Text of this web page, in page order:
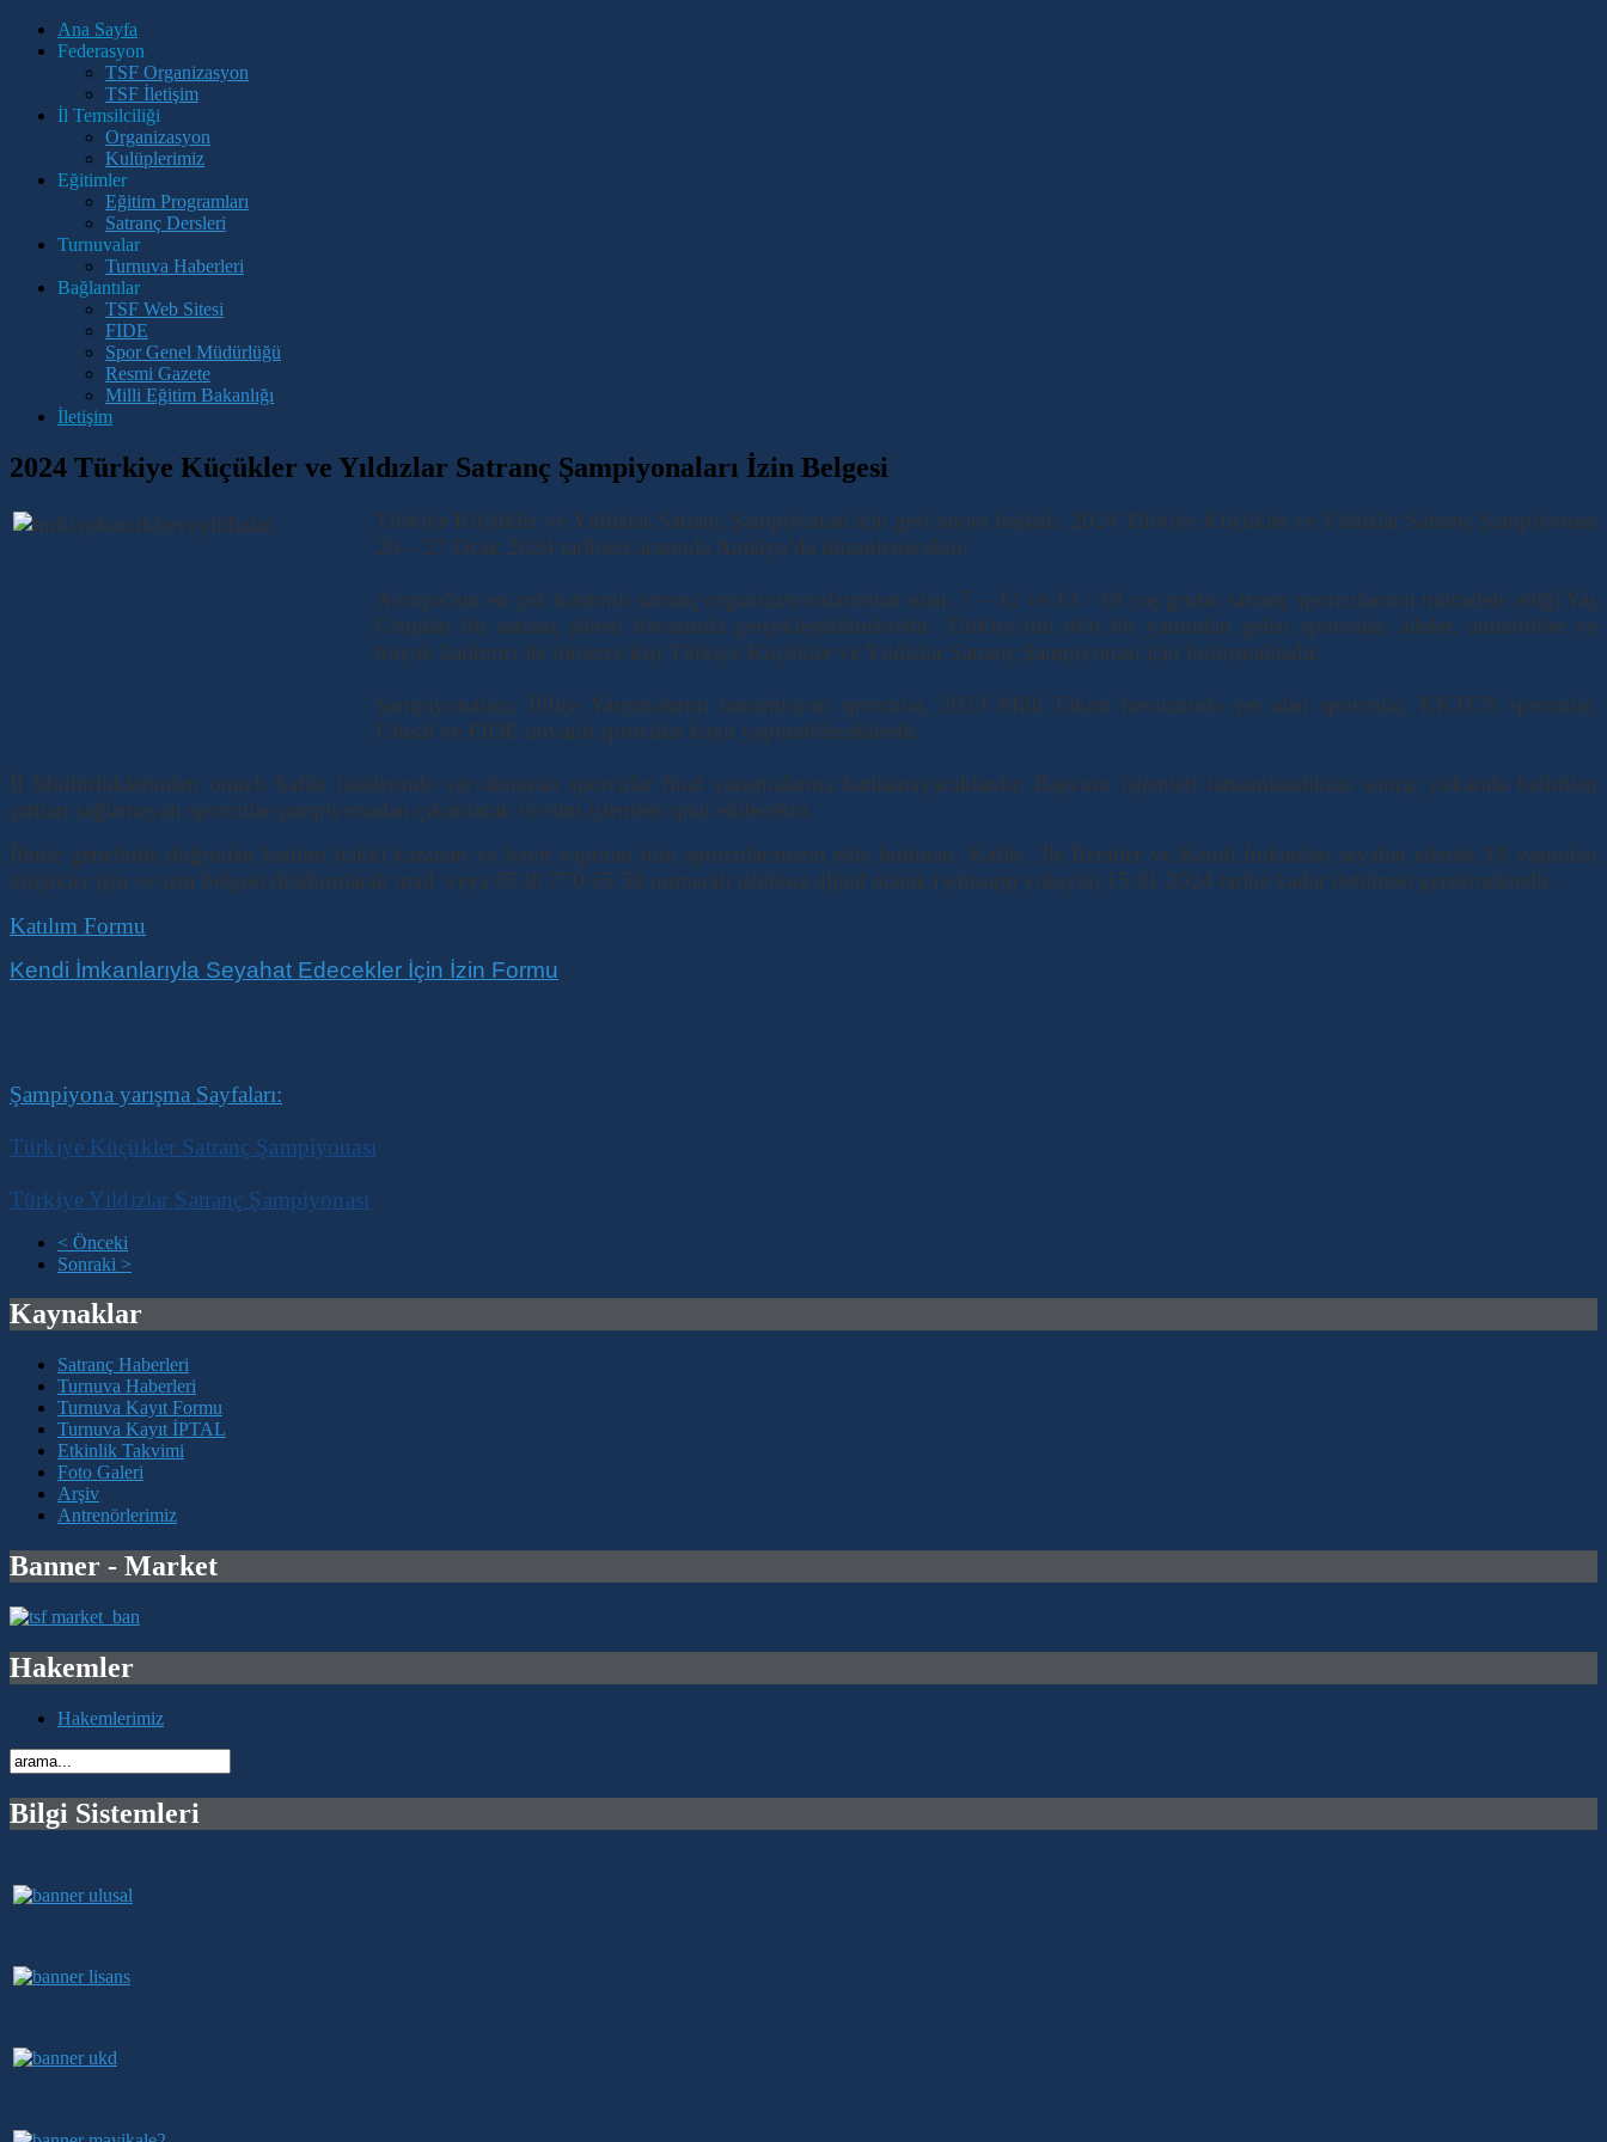
Ana Sayfa
Federasyon
TSF Organizasyon
TSF İletişim
İl Temsilciliği
Organizasyon
Kulüplerimiz
Eğitimler
Eğitim Programları
Satranç Dersleri
Turnuvalar
Turnuva Haberleri
Bağlantılar
TSF Web Sitesi
FIDE
Spor Genel Müdürlüğü
Resmi Gazete
Milli Eğitim Bakanlığı
İletişim
2024 Türkiye Küçükler ve Yıldızlar Satranç Şampiyonaları İzin Belgesi
Türkiye Küçükler ve Yıldızlar Satranç Şampiyonası için geri sayım başladı. 2024 Türkiye Küçükler ve Yıldızlar Satranç Şampiyonası
20 – 27 Ocak 2024 tarihleri arasında Antalya’da düzenlenecektir.
Avrupa’nın en çok katılımlı satranç organizasyonlarından olan, 7 – 12 ve 13 - 18 yaş grubu satranç sporcularının mücadele ettiği Yaş
Grupları bir satranç şöleni havasında gerçekleştirilmektedir. Türkiye’nin dört bir yanından gelen sporcular, aileler, antrenörler ve
birçok katılımcı ile binlerce kişi Türkiye Küçükler ve Yıldızlar Satranç Şampiyonası için buluşmaktadır.
Şampiyonalara, İl/İlçe Yarışmalarını tamamlayan sporcular, 2023 Milli Takım havuzunda yer alan sporcular, KKTC'li sporcular,
Ulusal ve FIDE unvanlı sporcular kayıt yaptırabileceklerdir.
İl Müdürlüklerinden onaylı kafile listelerinde yer almayan sporcular final yarışmalarına katılamayacaklardır. Başvuru işlemleri tamamlandıktan sonra; yukarıda belirtilen
şartları sağlamayan sporcular şampiyonadan çıkarılacak ve tüm işlemleri iptal edilecektir.
İlimiz genelinde doğrudan katılım hakkı kazanan ve kayıt yaptıran tüm sporcularımızın ekte bulunan Kafile İle Beraber ve Kendi İmkanları seyahat edecek 18 yaşından
küçükler için ve izin belgesi doldurularak mail veya 0530 770 65 58 numaralı telefona dijital olarak (whtsapp yoluyla) 15.01.2024 tarihe kadar iletilmesi gerekmektedir.
Katılım Formu
Kendi İmkanlarıyla Seyahat Edecekler İçin İzin Formu
Şampiyona yarışma Sayfaları:
Türkiye Küçükler Satranç Şampiyonası
Türkiye Yıldızlar Satranç Şampiyonası
< Önceki
Sonraki >
Kaynaklar
Satranç Haberleri
Turnuva Haberleri
Turnuva Kayıt Formu
Turnuva Kayıt İPTAL
Etkinlik Takvimi
Foto Galeri
Arşiv
Antrenörlerimiz
Banner - Market
Hakemler
Hakemlerimiz
Bilgi Sistemleri